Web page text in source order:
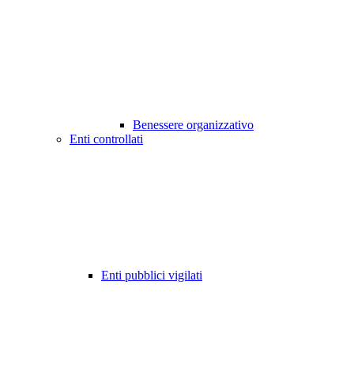
Benessere organizzativo
Enti controllati
Enti pubblici vigilati